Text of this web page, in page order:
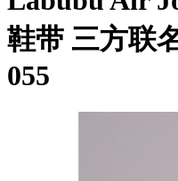
鞋带 三方联
055